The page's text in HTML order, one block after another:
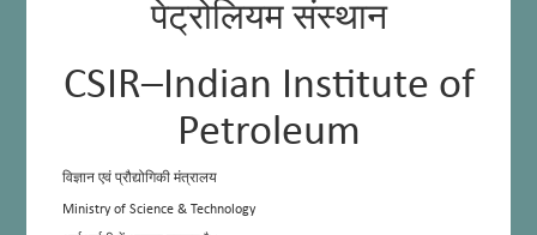
पेट्रोलियम संस्थान
CSIR–Indian Institute of
Petroleum
विज्ञान एवं प्रौद्योगिकी मंत्रालय
Ministry of Science & Technology
अरंडी के तेल से उच्च शुद्धता वाले रिकिनोलेइक एसिड की प्राप्ति पर व्यवहार्यता अध्ययन